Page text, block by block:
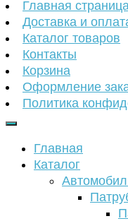
Главная
Доставка и
Каталог товаров
Контакты
Корзина
Оформление
Политика
Главная
Каталог